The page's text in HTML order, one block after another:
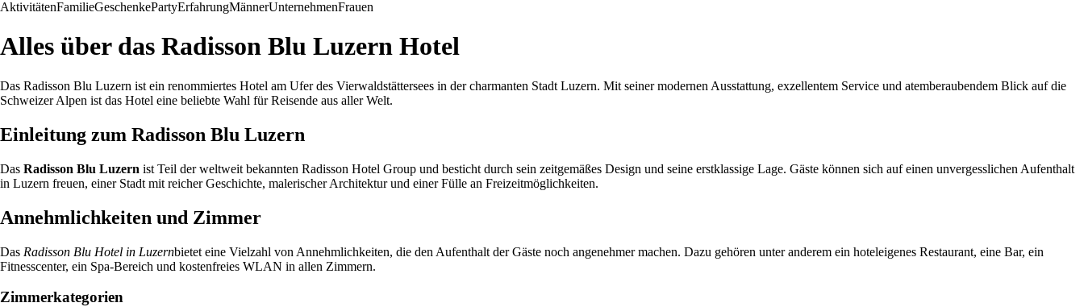
AktivitätenFamilieGeschenkePartyErfahrungMännerUnternehmenFrauen
Alles über das Radisson Blu Luzern Hotel
Das Radisson Blu Luzern ist ein renommiertes Hotel am Ufer des Vierwaldstättersees in der charmanten Stadt Luzern. Mit seiner modernen Ausstattung, exzellentem Service und atemberaubendem Blick auf die
Schweizer Alpen ist das Hotel eine beliebte Wahl für Reisende aus aller Welt.
Einleitung zum Radisson Blu Luzern
Das Radisson Blu Luzern ist Teil der weltweit bekannten Radisson Hotel Group und besticht durch sein zeitgemäßes Design und seine erstklassige Lage. Gäste können sich auf einen unvergesslichen Aufenthalt
in Luzern freuen, einer Stadt mit reicher Geschichte, malerischer Architektur und einer Fülle an Freizeitmöglichkeiten.
Annehmlichkeiten und Zimmer
Das Radisson Blu Hotel in Luzernbietet eine Vielzahl von Annehmlichkeiten, die den Aufenthalt der Gäste noch angenehmer machen. Dazu gehören unter anderem ein hoteleigenes Restaurant, eine Bar, ein
Fitnesscenter, ein Spa-Bereich und kostenfreies WLAN in allen Zimmern.
Zimmerkategorien